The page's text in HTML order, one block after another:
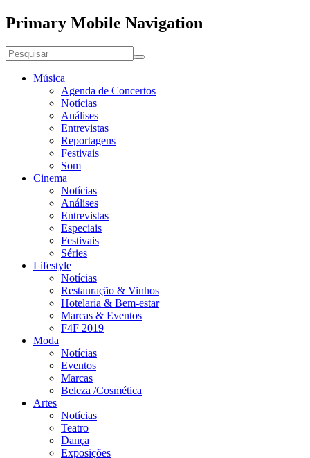
Primary Mobile Navigation
Música
Agenda de Concertos
Notícias
Análises
Entrevistas
Reportagens
Festivais
Som
Cinema
Notícias
Análises
Entrevistas
Especiais
Festivais
Séries
Lifestyle
Notícias
Restauração & Vinhos
Hotelaria & Bem-estar
Marcas & Eventos
F4F 2019
Moda
Notícias
Eventos
Marcas
Beleza /Cosmética
Artes
Notícias
Teatro
Dança
Exposições